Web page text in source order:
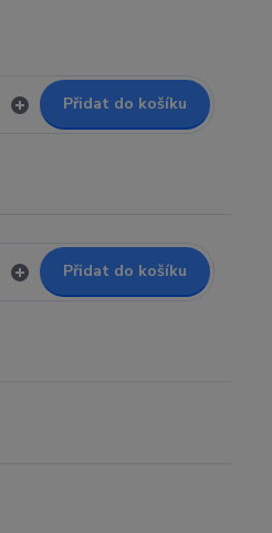
Přidat do košíku
Přidat do košíku